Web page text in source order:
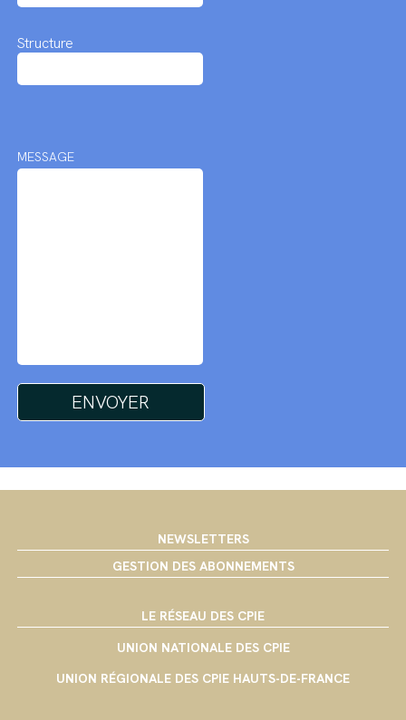
Structure
MESSAGE
NEWSLETTERS
GESTION DES ABONNEMENTS
LE RÉSEAU DES CPIE
UNION NATIONALE DES CPIE
UNION RÉGIONALE DES CPIE HAUTS-DE-FRANCE